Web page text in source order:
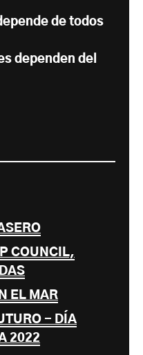
de todos
dependen del
COUNCIL,
EL MAR
- DÍA
2022